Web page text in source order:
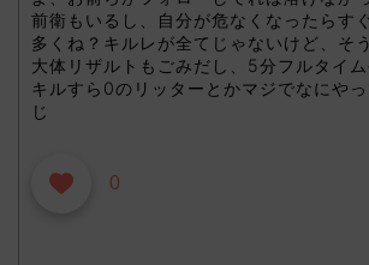
前衛もいるし、自分が危なくなったらす
多くね？キルレが全てじゃないけど、そ
大体リザルトもごみだし、5分フルタイ
キルすら0のリッターとかマジでなにや
じ
0